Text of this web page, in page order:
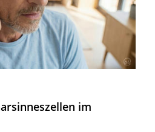
im